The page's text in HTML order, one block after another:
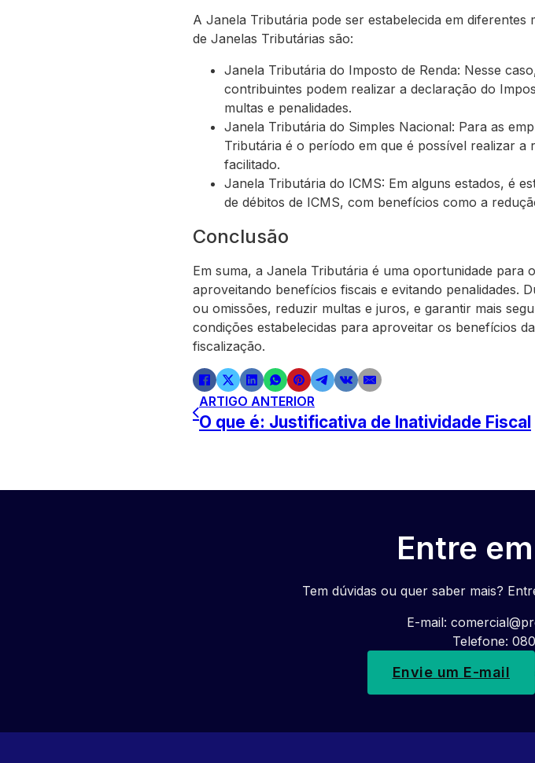
A Janela Tributária pode ser estabelecida em
de Janelas Tributárias são:
Janela Tributária do Imposto de Renda: Nesse
contribuintes podem realizar a declaração do
multas e penalidades.
Janela Tributária do Simples Nacional: Para as
Tributária é o período em que é possível realizar
facilitado.
Janela Tributária do ICMS: Em alguns estados, é
de débitos de ICMS, com benefícios como a
Conclusão
Em suma, a Janela Tributária é uma oportunidade para
aproveitando benefícios fiscais e evitando penalidades.
ou omissões, reduzir multas e juros, e garantir mais
condições estabelecidas para aproveitar os benefícios
fiscalização.
ARTIGO ANTERIOR
O que é: Justificativa de Inatividade Fiscal
Entre
Tem dúvidas ou quer saber mais?
E-mail:
Telefone:
Envie um E-mail